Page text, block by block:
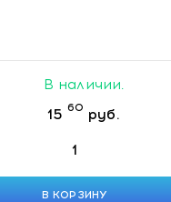
В наличии.
15 60 руб.
В КОРЗИНУ